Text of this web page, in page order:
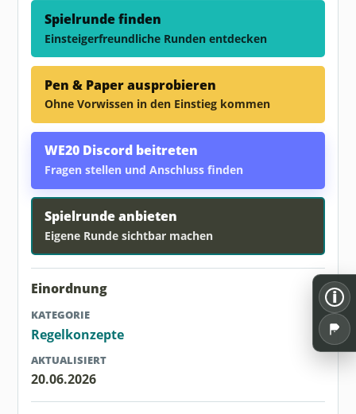
Spielrunde finden
Einsteigerfreundliche Runden entdecken
Pen & Paper ausprobieren
Ohne Vorwissen in den Einstieg kommen
WE20 Discord beitreten
Fragen stellen und Anschluss finden
Spielrunde anbieten
Eigene Runde sichtbar machen
Einordnung
KATEGORIE
Regelkonzepte
AKTUALISIERT
20.06.2026
i